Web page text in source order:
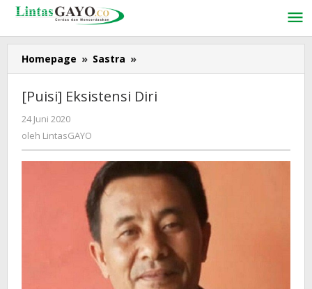
Lewati
konten
Homepage » Sastra »
Eksistensi
[Puisi] Eksistensi Diri
24 Juni 2020
LintasGAYO
oleh LintasGAYO